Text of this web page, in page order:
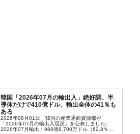
韓国「2026年07月の輸出入」絶好調。半
導体だけで410億ドル、輸出全体の41％も
ある
2026年08月01日、韓国の産業通商資源部が
「2026年07月の輸出入現況」を公表しました。
2026年07月輸出：988億8,700万ドル（62.8％）